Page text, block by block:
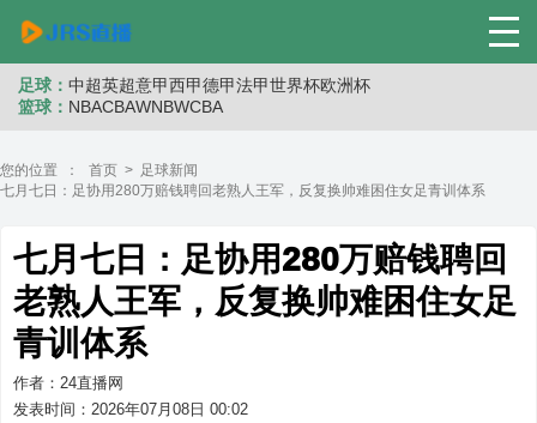
足球： 中超英超意甲西甲德甲法甲世界杯欧洲杯
篮球： NBACBAWNBWCBA
您的位置 ： 首页 > 足球新闻
七月七日：足协用280万赔钱聘回老熟人王军，反复换帅难困住女足青训体系
七月七日：足协用280万赔钱聘回
老熟人王军，反复换帅难困住女足
青训体系
作者：24直播网
发表时间：2026年07月08日 00:02